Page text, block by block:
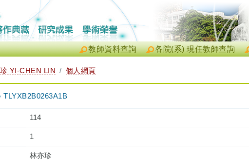
各院(系) 現任教師查詢
教師資料查詢
YI-CHEN LIN 個人網頁
TLYXB2B0263A1B
114
1
林亦珍